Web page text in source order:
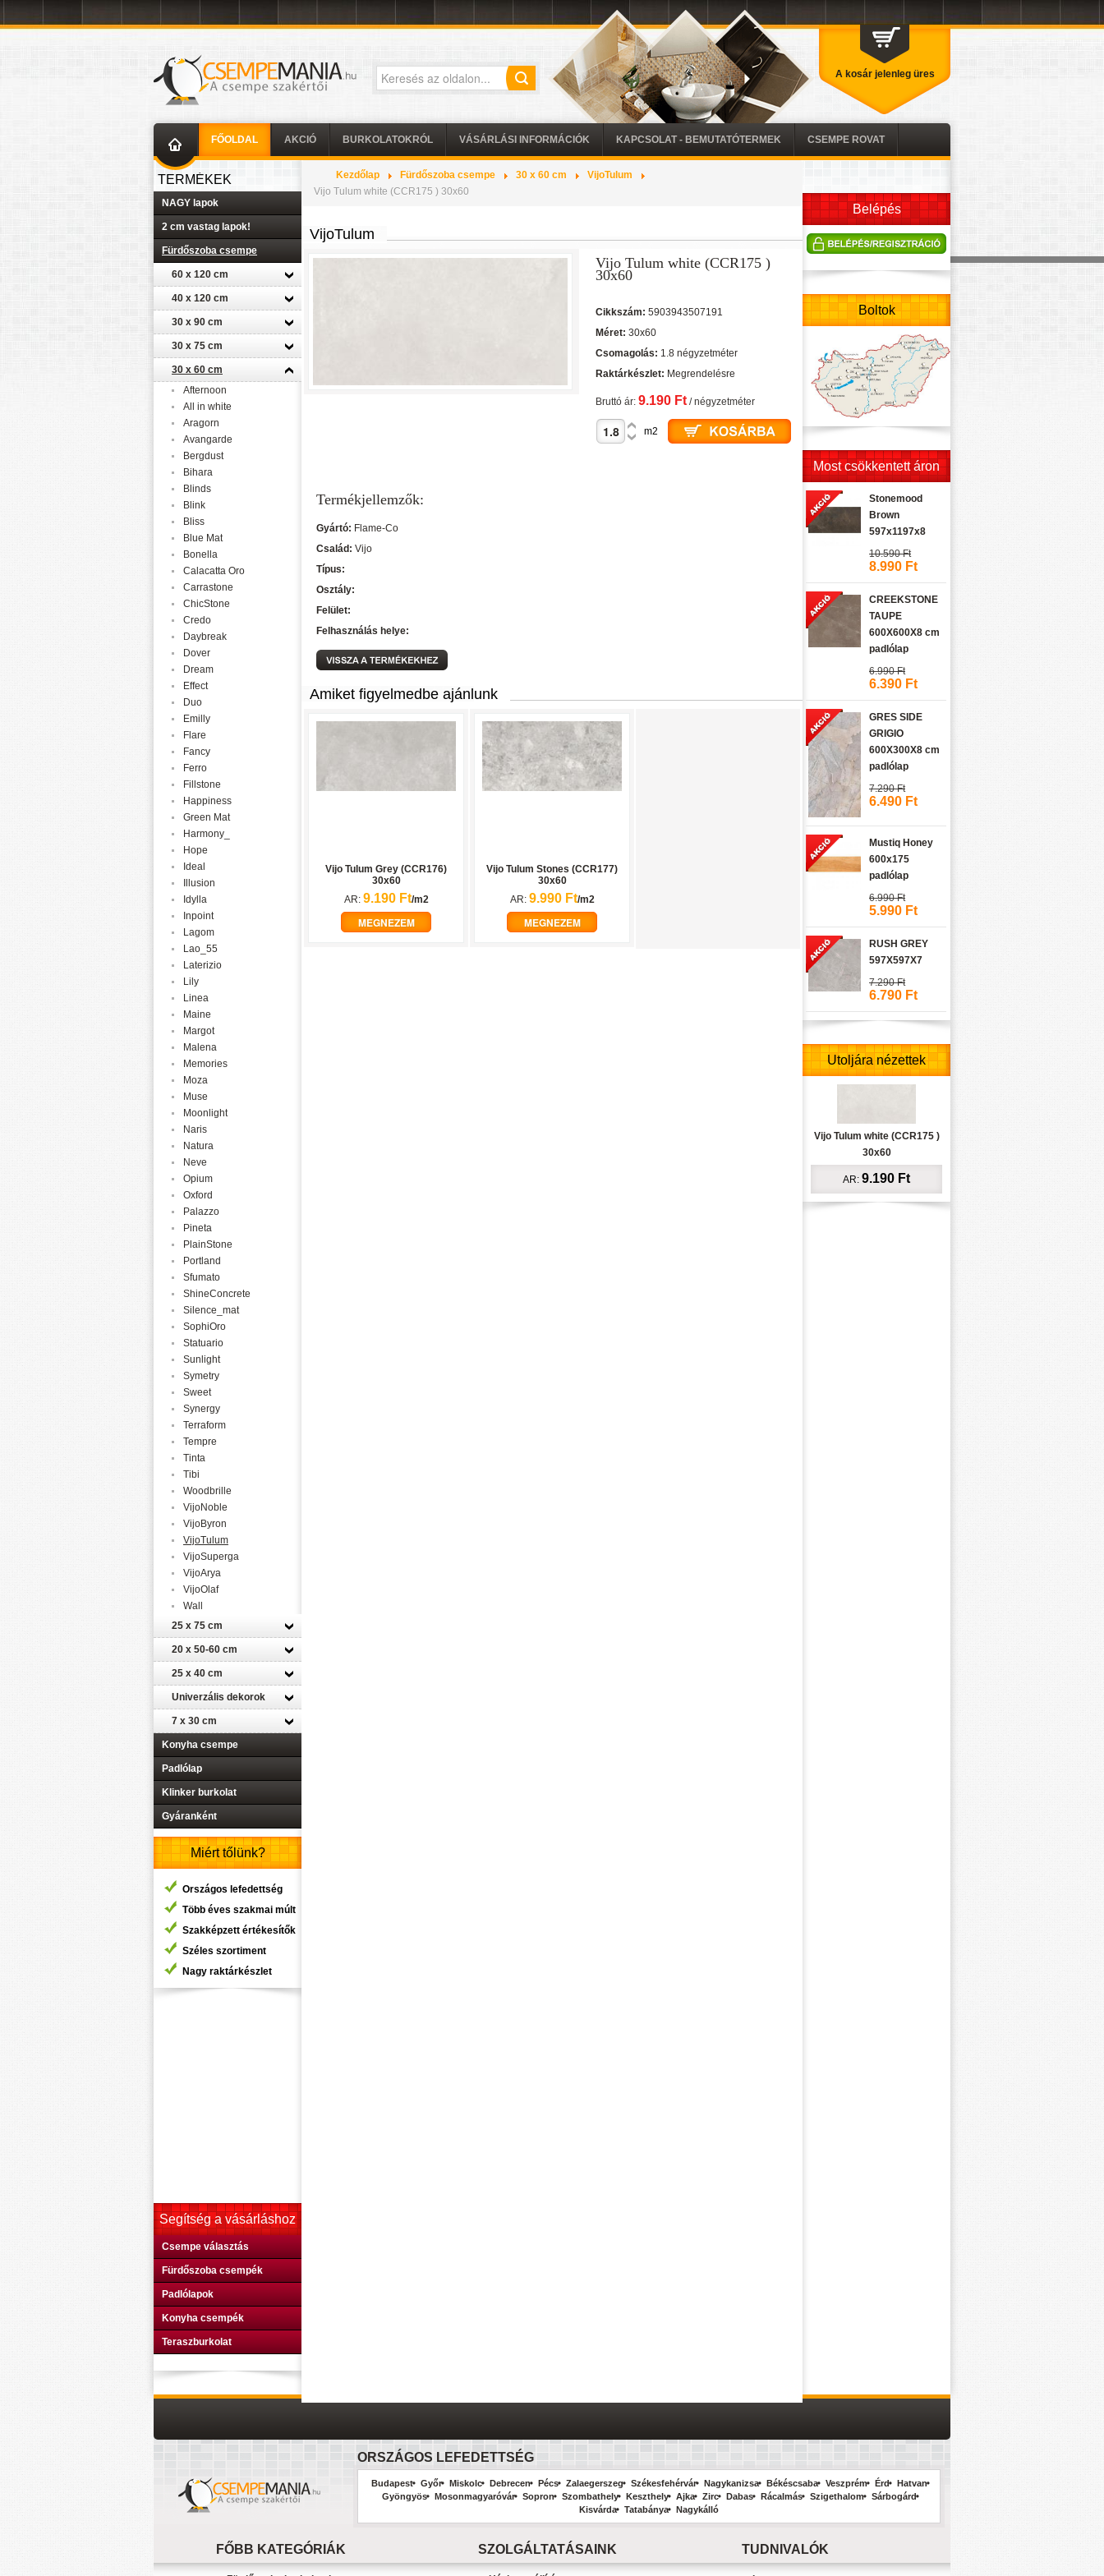
A kosár jelenleg üres
FŐOLDAL AKCIÓ BURKOLATOKRÓL VÁSÁRLÁSI INFORMÁCIÓK KAPCSOLAT - BEMUTATÓTERMEK CSEMPE ROVAT
TERMÉKEK
NAGY lapok
2 cm vastag lapok!
Fürdőszoba csempe
60 x 120 cm
40 x 120 cm
30 x 90 cm
30 x 75 cm
30 x 60 cm
Afternoon
All in white
Aragorn
Avangarde
Bergdust
Bihara
Blinds
Blink
Bliss
Blue Mat
Bonella
Calacatta Oro
Carrastone
ChicStone
Credo
Daybreak
Dover
Dream
Effect
Duo
Emilly
Flare
Fancy
Ferro
Fillstone
Happiness
Green Mat
Harmony_
Hope
Ideal
Illusion
Idylla
Inpoint
Lagom
Lao_55
Laterizio
Lily
Linea
Maine
Margot
Malena
Memories
Moza
Muse
Moonlight
Naris
Natura
Neve
Opium
Oxford
Palazzo
Pineta
PlainStone
Portland
Sfumato
ShineConcrete
Silence_mat
SophiOro
Statuario
Sunlight
Symetry
Sweet
Synergy
Terraform
Tempre
Tinta
Tibi
Woodbrille
VijoNoble
VijoByron
VijoTulum
VijoSuperga
VijoArya
VijoOlaf
Wall
25 x 75 cm
20 x 50-60 cm
25 x 40 cm
Univerzális dekorok
7 x 30 cm
Konyha csempe
Padlólap
Klinker burkolat
Gyáranként
Miért tőlünk?
Országos lefedettség
Több éves szakmai múlt
Szakképzett értékesítők
Széles szortiment
Nagy raktárkészlet
Segítség a vásárláshoz
Csempe választás
Fürdőszoba csempék
Padlólapok
Konyha csempék
Teraszburkolat
Kezdőlap Fürdőszoba csempe 30 x 60 cm
VijoTulum
Vijo Tulum white (CCR175 ) 30x60
VijoTulum
Vijo Tulum white (CCR175 )
30x60
Cikkszám: 5903943507191
Méret: 30x60
Csomagolás: 1.8 négyzetméter
Raktárkészlet: Megrendelésre
Bruttó ár: 9.190 Ft/ négyzetméter
m2
Termékjellemzők:
Gyártó: Flame-Co
Család: Vijo
Típus:
Osztály:
Felület:
Felhasználás helye:
Amiket figyelmedbe ajánlunk
Vijo Tulum Grey (CCR176)
30x60
AR: 9.190 Ft/m2
MEGNEZEM
Vijo Tulum Stones (CCR177)
30x60
AR: 9.990 Ft/m2
MEGNEZEM
Belépés
Boltok
Most csökkentett áron
Stonemood
Brown
597x1197x8
10.590 Ft
8.990 Ft
CREEKSTONE
TAUPE
600X600X8 cm
padlólap
6.990 Ft
6.390 Ft
GRES SIDE
GRIGIO
600X300X8 cm
padlólap
7.290 Ft
6.490 Ft
Mustiq Honey
600x175
padlólap
6.990 Ft
5.990 Ft
RUSH GREY
597X597X7
7.290 Ft
6.790 Ft
Utoljára nézettek
Vijo Tulum white (CCR175 )
30x60
AR: 9.190 Ft
ORSZÁGOS LEFEDETTSÉG
Budapest Győr Miskolc Debrecen Pécs Zalaegerszeg Székesfehérvár Nagykanizsa Békéscsaba Veszprém Érd
Hatvan
Gyöngyös
Mosonmagyaróvár Sopron Szombathely Keszthely Ajka Zirc Dabas Rácalmás Szigethalom
Sárbogárd
Kisvárda
Tatabánya Nagykálló
FŐBB KATEGÓRIÁK SZOLGÁLTATÁSAINK TUDNIVALÓK